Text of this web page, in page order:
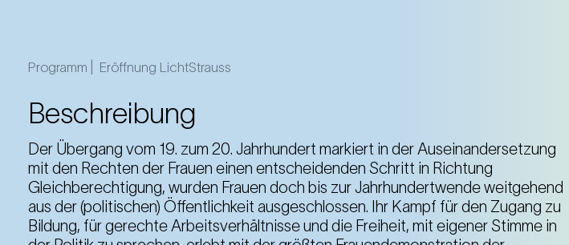
21. März
Freitag
19.00 Uhr
Programm | Eröffnung LichtStrauss
Beschreibung
Der Übergang vom 19. zum 20. Jahrhundert markiert in der Auseinandersetzung
mit den Rechten der Frauen einen entscheidenden Schritt in Richtung
Gleichberechtigung, wurden Frauen doch bis zur Jahrhundertwende weitgehend
aus der (politischen) Öffentlichkeit ausgeschlossen. Ihr Kampf für den Zugang zu
Bildung, für gerechte Arbeitsverhältnisse und die Freiheit, mit eigener Stimme in